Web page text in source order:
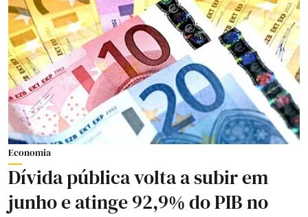
Economia
Dívida pública volta a subir em
junho e atinge 92,9% do PIB no